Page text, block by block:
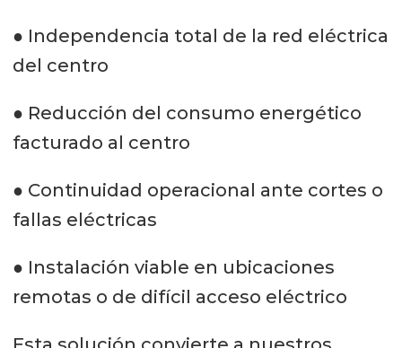
● Independencia total de la red eléctrica
del centro
● Reducción del consumo energético
facturado al centro
● Continuidad operacional ante cortes o
fallas eléctricas
● Instalación viable en ubicaciones
remotas o de difícil acceso eléctrico